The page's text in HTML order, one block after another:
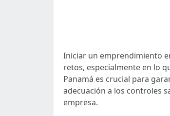
Iniciar un emprendimiento
retos, especialmente en lo
Panamá es crucial para
adecuación a los controles
empresa.